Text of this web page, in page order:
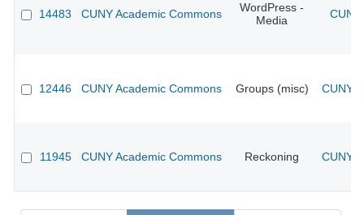
14483 CUNY Academic Commons
WordPress -
Media
12446 CUNY Academic Commons Groups (misc) CUNY
11945 CUNY Academic Commons Reckoning CUNY